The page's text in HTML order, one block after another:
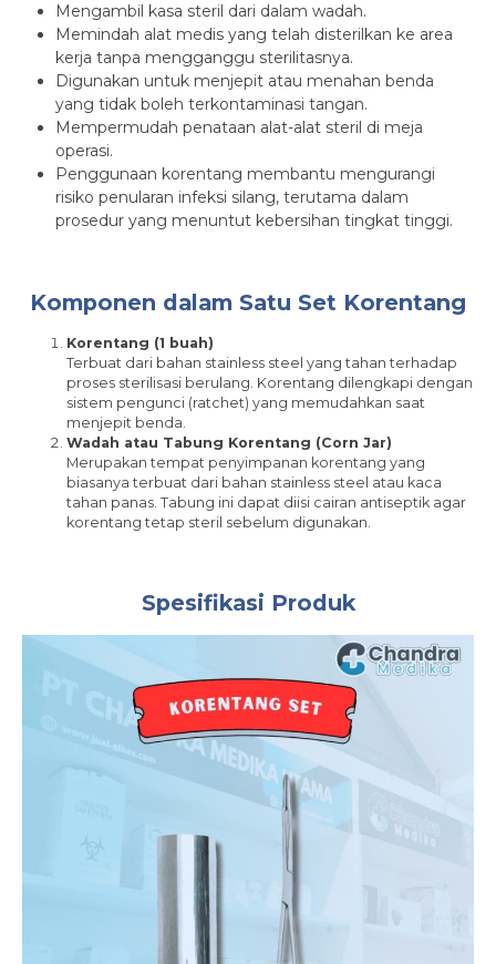
Mengambil kasa steril dari dalam wadah.
Memindah alat medis yang telah disterilkan ke area
kerja tanpa mengganggu sterilitasnya.
Digunakan untuk menjepit atau menahan benda
yang tidak boleh terkontaminasi tangan.
Mempermudah penataan alat-alat steril di meja
operasi.
Penggunaan korentang membantu mengurangi
risiko penularan infeksi silang, terutama dalam
prosedur yang menuntut kebersihan tingkat tinggi.
Komponen dalam Satu Set Korentang
Korentang (1 buah)
Terbuat dari bahan stainless steel yang tahan terhadap
proses sterilisasi berulang. Korentang dilengkapi dengan
sistem pengunci (ratchet) yang memudahkan saat
menjepit benda.
Wadah atau Tabung Korentang (Corn Jar)
Merupakan tempat penyimpanan korentang yang
biasanya terbuat dari bahan stainless steel atau kaca
tahan panas. Tabung ini dapat diisi cairan antiseptik agar
korentang tetap steril sebelum digunakan.
Spesifikasi Produk